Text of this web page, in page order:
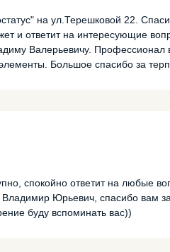
на ул.Терешковой 22.
и ответит на интересующие
Валерьевичу. Профессионал
Большое спасибо за
спокойно ответит на любые
Владимир Юрьевич, спасибо вам
буду вспоминать вас))